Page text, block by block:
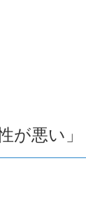
が悪い」